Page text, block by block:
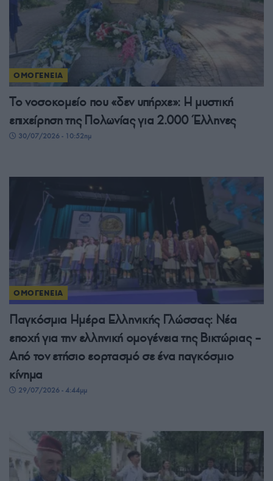
ΟΜΟΓΕΝΕΙΑ
Το νοσοκομείο που «δεν υπήρχε»: Η μυστική
επιχείρηση της Πολωνίας για 2.000 Έλληνες
30/07/2026 - 10:52πμ
ΟΜΟΓΕΝΕΙΑ
Παγκόσμια Ημέρα Ελληνικής Γλώσσας: Νέα
εποχή για την ελληνική ομογένεια της Βικτώριας –
Από τον ετήσιο εορτασμό σε ένα παγκόσμιο
κίνημα
29/07/2026 - 4:44μμ